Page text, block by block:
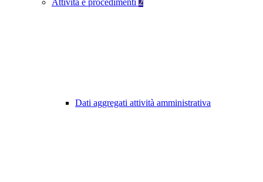
Attività e procedimenti 2
Dati aggregati attività amministrativa